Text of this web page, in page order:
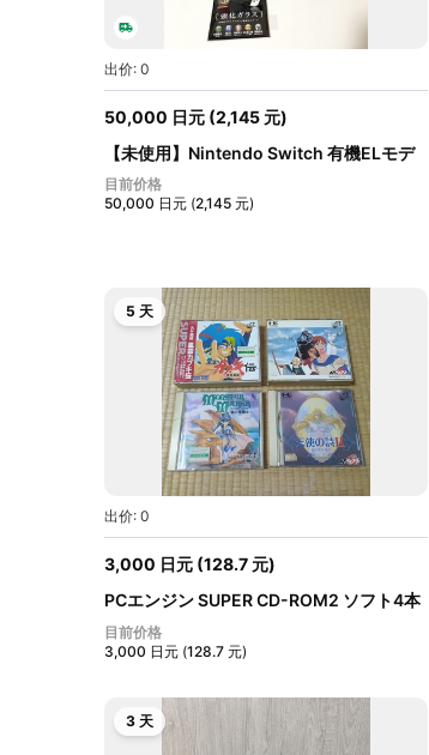
出价: 0
50,000 日元 (2,145 元)
【未使用】Nintendo Switch 有機ELモデ
ル...
目前价格
50,000 日元 (2,145 元)
5 天
出价: 0
3,000 日元 (128.7 元)
PCエンジン SUPER CD-ROM2 ソフト4本
セット...
目前价格
3,000 日元 (128.7 元)
3 天